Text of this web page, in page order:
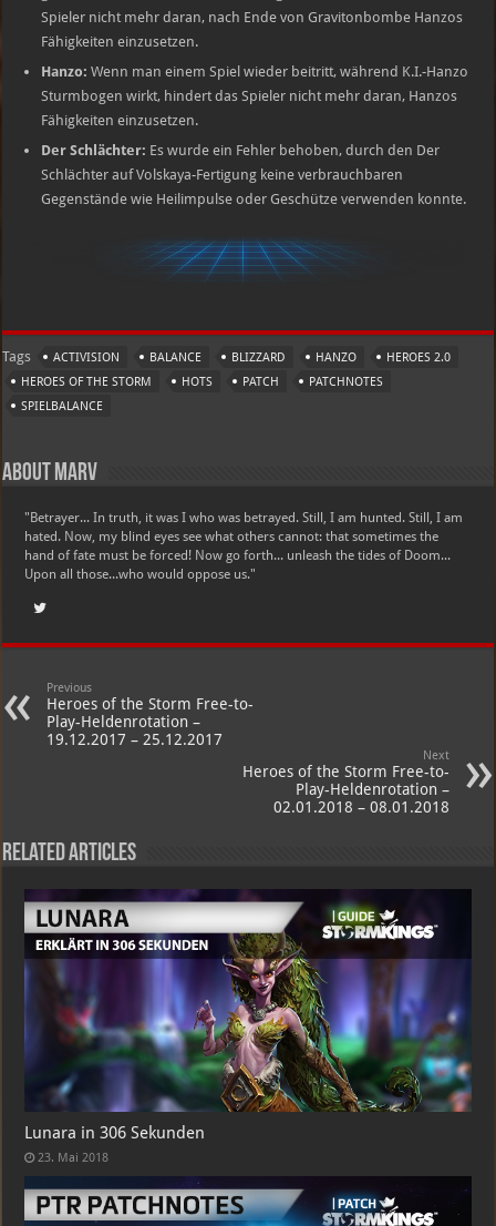
Spieler nicht mehr daran, nach Ende von Gravitonbombe Hanzos
Fähigkeiten einzusetzen.
Hanzo: Wenn man einem Spiel wieder beitritt, während K.I.-Hanzo
Sturmbogen wirkt, hindert das Spieler nicht mehr daran, Hanzos
Fähigkeiten einzusetzen.
Der Schlächter: Es wurde ein Fehler behoben, durch den Der
Schlächter auf Volskaya-Fertigung keine verbrauchbaren
Gegenstände wie Heilimpulse oder Geschütze verwenden konnte.
Tags ACTIVISION BALANCE BLIZZARD HANZO
HEROES 2.0
HEROES OF THE STORM
HOTS PATCH
PATCHNOTES
SPIELBALANCE
About Marv
"Betrayer... In truth, it was I who was betrayed. Still, I am hunted. Still, I am
hated. Now, my blind eyes see what others cannot: that sometimes the
hand of fate must be forced! Now go forth... unleash the tides of Doom...
Upon all those...who would oppose us."
Previous
Heroes of the Storm Free-to-
Play-Heldenrotation –
19.12.2017 – 25.12.2017
Next
Heroes of the Storm Free-to-
Play-Heldenrotation –
02.01.2018 – 08.01.2018
Related Articles
Lunara in 306 Sekunden
23. Mai 2018